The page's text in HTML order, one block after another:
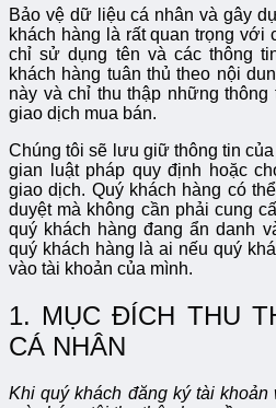
Bảo vệ dữ liệu cá nhân và gây
khách hàng là rất quan trọng với
chỉ sử dụng tên và các thông
khách hàng tuân thủ theo nội
này và chỉ thu thập những
giao dịch mua bán.
Chúng tôi sẽ lưu giữ thông tin
gian luật pháp quy định hoặc
giao dịch. Quý khách hàng có
duyệt mà không cần phải cung
quý khách hàng đang ẩn danh
quý khách hàng là ai nếu quý
vào tài khoản của mình.
1. MỤC ĐÍCH THU
CÁ NHÂN
Khi quý khách đăng ký tài khoản